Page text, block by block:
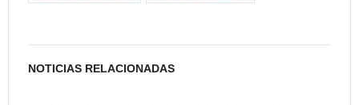
NOTICIAS RELACIONADAS